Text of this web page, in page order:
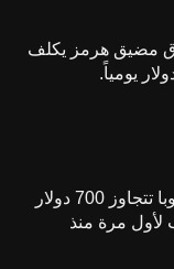
مضيق هرمز يكلف
أسعار الغاز في أوروبا تتجاوز 700 دولار
مرة منذ